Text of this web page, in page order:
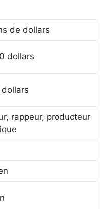
de dollars
dollars
rappeur, producteur